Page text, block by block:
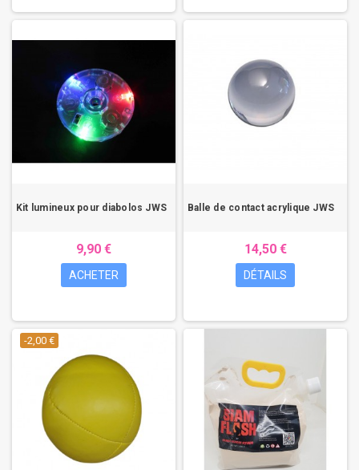
Kit lumineux pour diabolos JWS
9,90 €
ACHETER
Balle de contact acrylique JWS
14,50 €
DÉTAILS
-2,00 €